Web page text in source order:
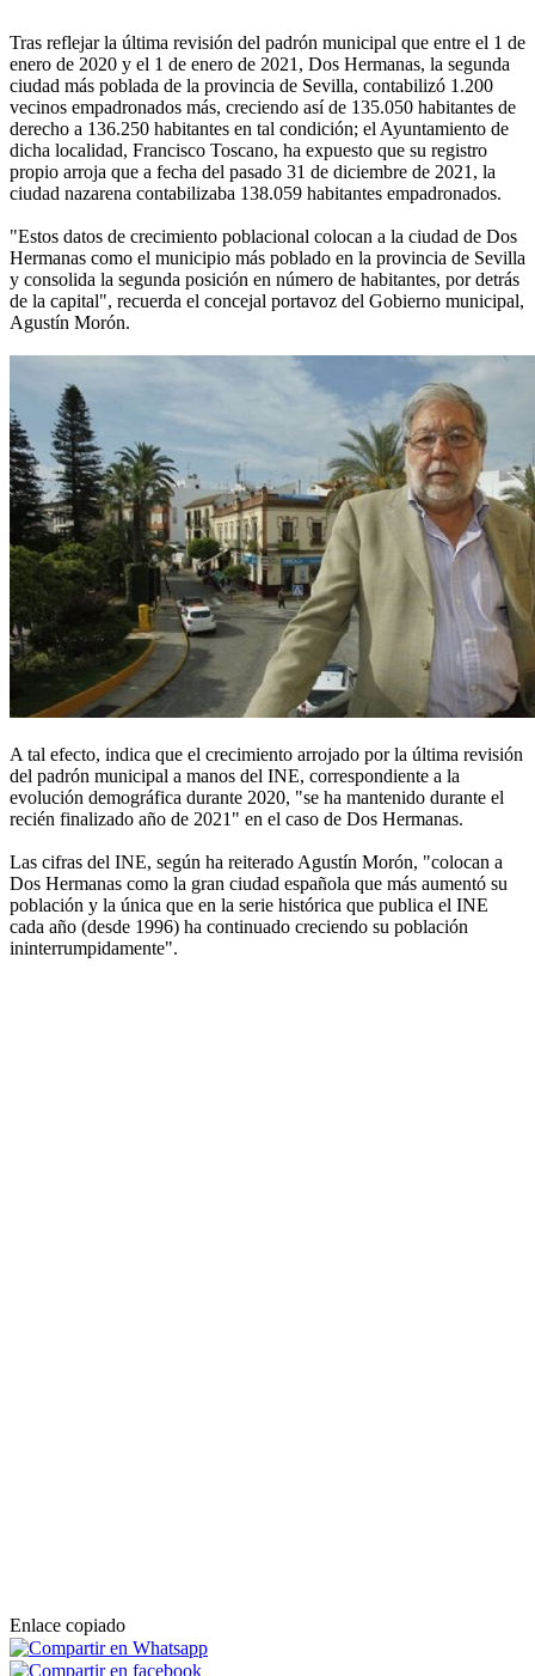
Tras reflejar la última revisión del padrón municipal que entre el 1 de
enero de 2020 y el 1 de enero de 2021, Dos Hermanas, la segunda
ciudad más poblada de la provincia de Sevilla, contabilizó 1.200
vecinos empadronados más, creciendo así de 135.050 habitantes de
derecho a 136.250 habitantes en tal condición; el Ayuntamiento de
dicha localidad, Francisco Toscano, ha expuesto que su registro
propio arroja que a fecha del pasado 31 de diciembre de 2021, la
ciudad nazarena contabilizaba 138.059 habitantes empadronados.
"Estos datos de crecimiento poblacional colocan a la ciudad de Dos
Hermanas como el municipio más poblado en la provincia de Sevilla
y consolida la segunda posición en número de habitantes, por detrás
de la capital", recuerda el concejal portavoz del Gobierno municipal,
Agustín Morón.
A tal efecto, indica que el crecimiento arrojado por la última revisión
del padrón municipal a manos del INE, correspondiente a la
evolución demográfica durante 2020, "se ha mantenido durante el
recién finalizado año de 2021" en el caso de Dos Hermanas.
Las cifras del INE, según ha reiterado Agustín Morón, "colocan a
Dos Hermanas como la gran ciudad española que más aumentó su
población y la única que en la serie histórica que publica el INE
cada año (desde 1996) ha continuado creciendo su población
ininterrumpidamente".
Enlace copiado